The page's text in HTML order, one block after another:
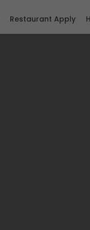
Restaurant Apply